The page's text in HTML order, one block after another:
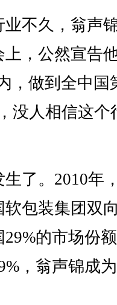
不久，翁声
，公然宣告
，做到全中国
没人相信这个
了。2010年
包装集团双
的市场份
，翁声锦成